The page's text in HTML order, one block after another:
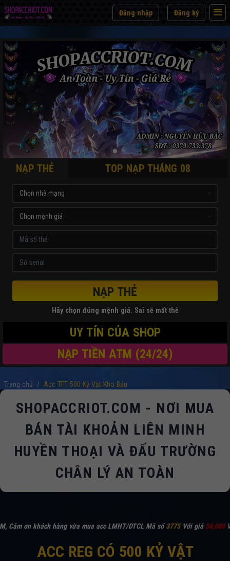
Đăng nhập Đăng ký
NẠP THẺ TOP NẠP THÁNG 08
NẠP THẺ
Hãy chọn đúng mệnh giá. Sai sẽ mất thẻ
UY TÍN CỦA SHOP
NẠP TIỀN ATM (24/24)
Trang chủ / Acc TFT 500 Kỷ Vật Kho Báu
SHOPACCRIOT.COM - NƠI MUA
BÁN TÀI KHOẢN LIÊN MINH
HUYỀN THOẠI VÀ ĐẤU TRƯỜNG
CHÂN LÝ AN TOÀN
hàng vừa mua acc LMHT/DTCL Mã số3775 Với giá50,000VNĐ -Cách
ACC REG CÓ 500 KỶ VẬT